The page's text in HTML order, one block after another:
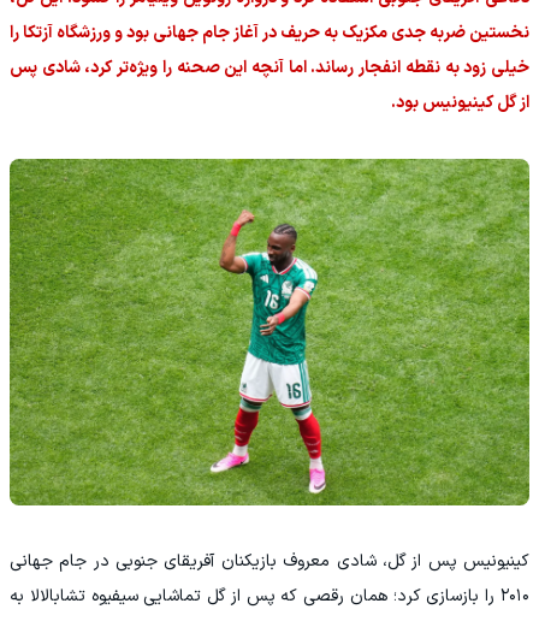
نخستین ضربه جدی مکزیک به حریف در آغاز جام جهانی بود و ورزشگاه آزتکا را
خیلی زود به نقطه انفجار رساند. اما آنچه این صحنه را ویژه‌تر کرد، شادی پس
از گل کینیونیس بود.
کینیونیس پس از گل، شادی معروف بازیکنان آفریقای جنوبی در جام جهانی
۲۰۱۰ را بازسازی کرد؛ همان رقصی که پس از گل تماشایی سیفیوه تشابالالا به